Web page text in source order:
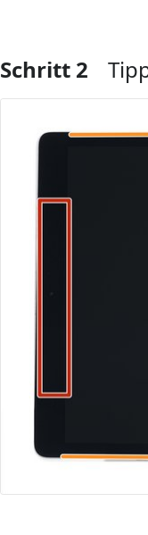
Kommentar
Schritt 2